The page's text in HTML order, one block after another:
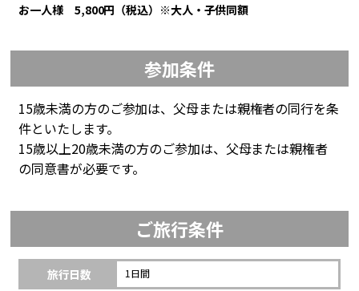
お一人様 5,800円（税込）※大人・子供同額
参加条件
15歳未満の方のご参加は、父母または親権者の同行を条
件といたします。
15歳以上20歳未満の方のご参加は、父母または親権者
の同意書が必要です。
ご旅行条件
旅行日数 1日間